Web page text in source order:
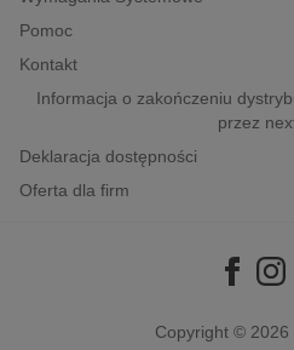
historia
Pomoc
Kontakt
Informacja o zakończeniu
przez
Deklaracja dostępności
Oferta dla firm
Copyright © 2026